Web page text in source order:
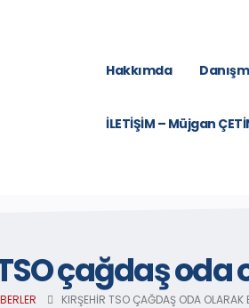
Hakkımda
İLETİŞİM – Müjgan
çağdaş
KIRŞEHIR TSO ÇAĞDAŞ ODA